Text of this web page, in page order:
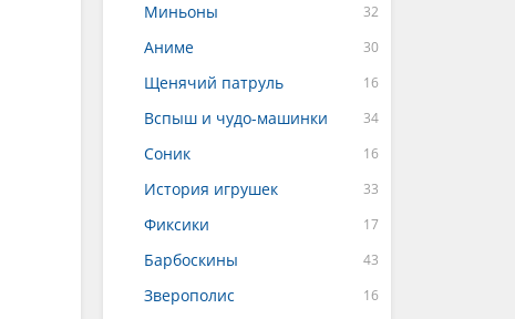
Миньоны
Аниме
Щенячий патруль
Вспыш и чудо-машинки
Соник
История игрушек
Фиксики
Барбоскины
Зверополис